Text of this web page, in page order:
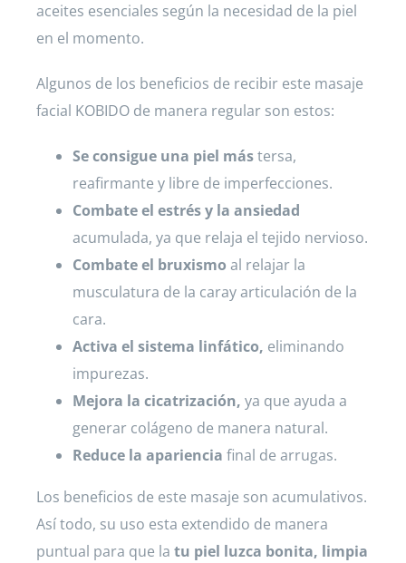
aceites esenciales según la necesidad de la piel
en el momento.
Algunos de los beneficios de recibir este masaje
facial KOBIDO de manera regular son estos:
Se consigue una piel mástersa,
reafirmante y libre de imperfecciones.
Combate el estrés y la ansiedad
acumulada, ya que relaja el tejido nervioso.
Combate el bruxismo al relajar la
musculatura de la caray articulación de la
cara.
Activa el sistema linfático, eliminando
impurezas.
Mejora la cicatrización, ya que ayuda a
generar colágeno de manera natural.
Reduce la apariencia final de arrugas.
Los beneficios de este masaje son acumulativos.
Así todo, su uso esta extendido de manera
puntual para que la tu piel luzca bonita, limpia